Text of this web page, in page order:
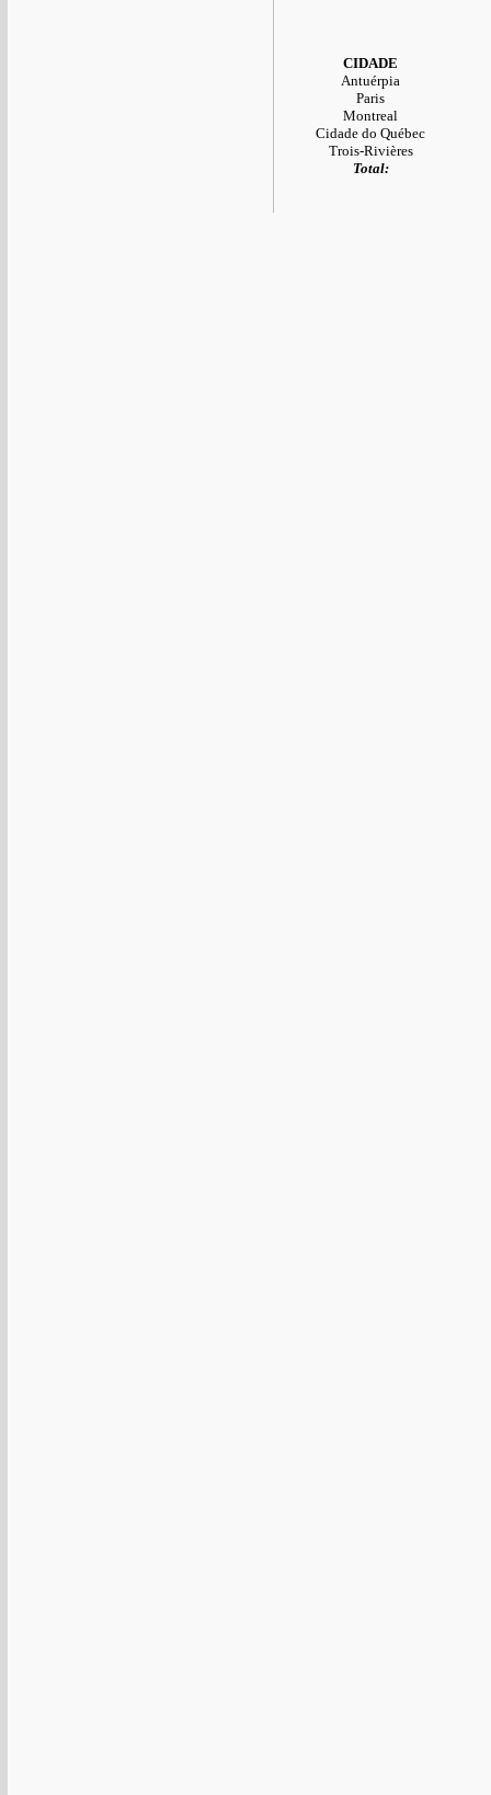
CIDADE
Antuérpia
Paris
Montreal
Cidade do Québec
Trois-Rivières
Total: